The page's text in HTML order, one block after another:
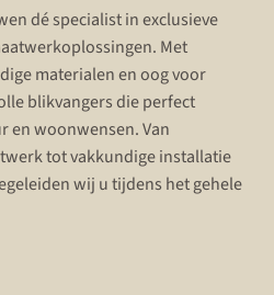
dé specialist in exclusieve
Met
materialen en oog voor
blikvangers die perfect
en woonwensen. Van
tot vakkundige installatie
wij u tijdens het gehele